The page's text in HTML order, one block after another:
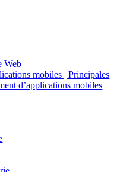
Web
mobiles | Principales
d’applications mobiles